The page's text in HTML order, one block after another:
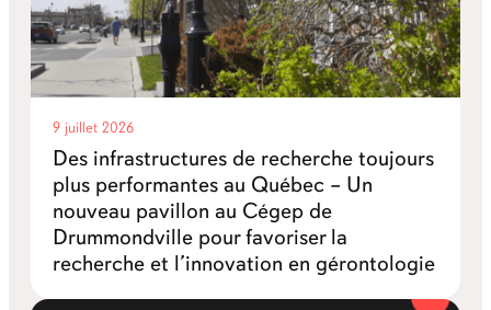
9 juillet 2026
Des infrastructures de recherche toujours
plus performantes au Québec – Un
nouveau pavillon au Cégep de
Drummondville pour favoriser la
recherche et l’innovation en gérontologie